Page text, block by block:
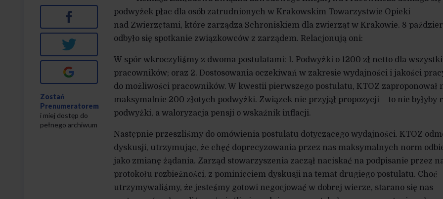
podwyżek płac dla osób zatrudnionych w Krakowskim Towarzystwie Opieki
nad Zwierzętami, które zarządza Schroniskiem dla zwierząt w Krakowie. 8
odbyło się spotkanie związkowców z zarządem. Relacjonują oni:
W spór wkroczyliśmy z dwoma postulatami: 1. Podwyżki o 1200 zł netto dla
pracowników; oraz 2. Dostosowania oczekiwań w zakresie wydajności i jakości
do możliwości pracowników. W kwestii pierwszego postulatu, KTOZ zaproponował
maksymalnie 200 złotych podwyżki. Związek nie przyjął propozycji – to nie byłyby
podwyżki, a waloryzacja pensji o wskaźnik inflacji.
Następnie przeszliśmy do omówienia postulatu dotyczącego wydajności. KTOZ
dyskusji, utrzymując, że chęć doprecyzowania przez nas maksymalnych norm
jako zmianę żądania. Zarząd stowarzyszenia zaczął naciskać na podpisanie przez
protokołu rozbieżności, z pominięciem dyskusji na temat drugiego postulatu. Choć
utrzymywaliśmy, że jesteśmy gotowi negocjować w dobrej wierze, starano się nas
Facebook
Twitter
Zostań
Prenumeratorem
i miej dostęp do
pełnego archiwum